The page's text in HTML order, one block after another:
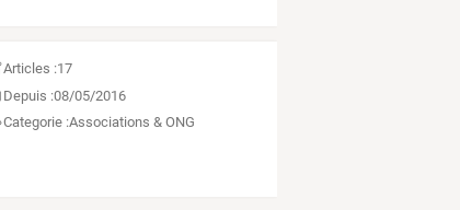
Articles :17
Depuis :08/05/2016
Categorie :Associations & ONG